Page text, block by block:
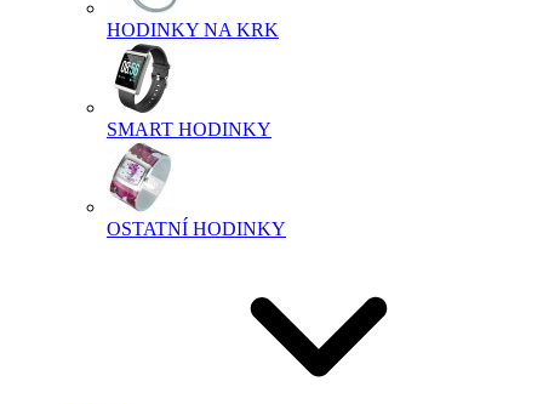
HODINKY NA KRK
SMART HODINKY
OSTATNÍ HODINKY